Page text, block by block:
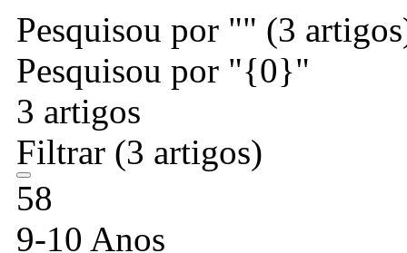
Pesquisou por "" (3
Pesquisou por "{0}"
3 artigos
Filtrar (3 artigos)
58
9-10 Anos